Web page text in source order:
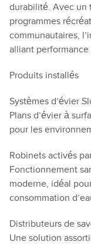
durabilité. Avec un
programmes
communautaires,
alliant
Produits installés
Systèmes d’évier
Plans d’évier à
pour les
Robinets activés
Fonctionnement
moderne, idéal
consommation
Distributeurs de
Une solution